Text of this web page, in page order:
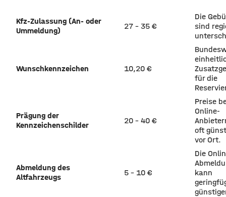
Kfz-Zulassung (An- oder
Ummeldung)
27 – 35 €
Die
sind
Wunschkennzeichen 10,20 €
für die
Prägung der
Kennzeichenschilder
20 – 40 €
Preise
Online-
oft
vor Ort.
Abmeldung des
Altfahrzeugs
5 – 10 €
Die
kann